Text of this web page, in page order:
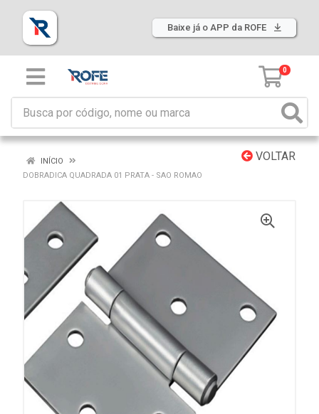
Baixe já o APP da ROFE
0
VOLTAR
INÍCIO
DOBRADICA QUADRADA 01 PRATA - SAO ROMAO